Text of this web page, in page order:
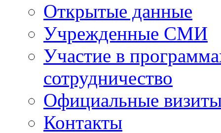
Открытые данные
Учрежденные СМИ
Участие в
сотрудничество
Официальные
Контакты